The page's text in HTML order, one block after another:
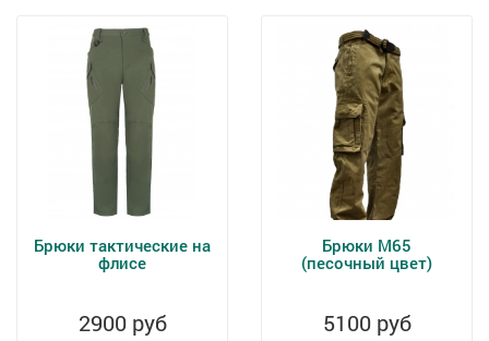
Брюки тактические на
флисе
2900 руб
Брюки М65
(песочный цвет)
5100 руб